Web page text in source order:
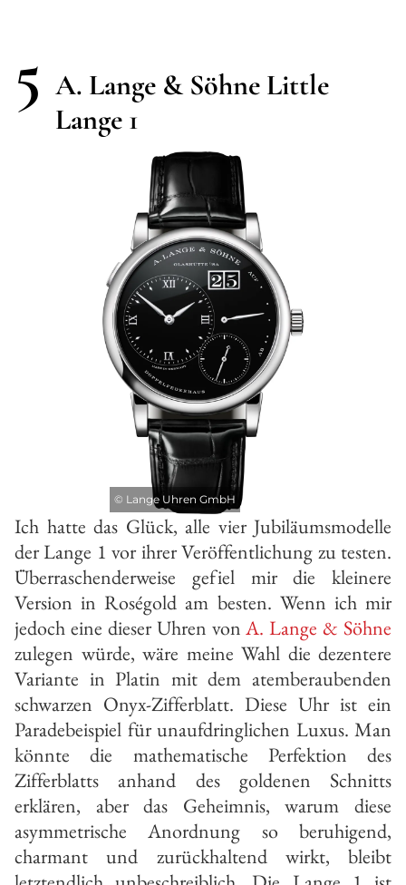
5 A. Lange & Söhne Little
Lange 1
© Lange Uhren GmbH
Ich hatte das Glück, alle vier Jubiläumsmodelle
der Lange 1 vor ihrer Veröffentlichung zu testen.
Überraschenderweise gefiel mir die kleinere
Version in Roségold am besten. Wenn ich mir
jedoch eine dieser Uhren vonA. Lange & Söhne
zulegen würde, wäre meine Wahl die dezentere
Variante in Platin mit dem atemberaubenden
schwarzen Onyx-Zifferblatt. Diese Uhr ist ein
Paradebeispiel für unaufdringlichen Luxus. Man
könnte die mathematische Perfektion des
Zifferblatts anhand des goldenen Schnitts
erklären, aber das Geheimnis, warum diese
asymmetrische Anordnung so beruhigend,
charmant und zurückhaltend wirkt, bleibt